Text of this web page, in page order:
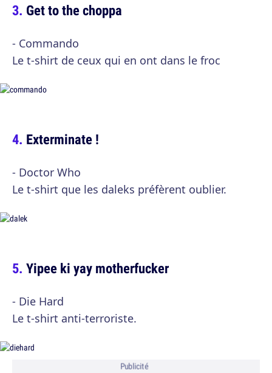
Get to the choppa
- Commando
Le t-shirt de ceux qui en ont dans le froc
Exterminate !
- Doctor Who
Le t-shirt que les daleks préfèrent oublier.
Yipee ki yay motherfucker
- Die Hard
Le t-shirt anti-terroriste.
Publicité